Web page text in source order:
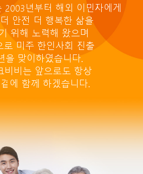
2003년부터 해외 이민자에게
안전 더 행복한 삶을
위해 노력해 왔으며
로 미주 한인사회 진출
을 맞이하였습니다.
비비는 앞으로도 항상
에 함께 하겠습니다.